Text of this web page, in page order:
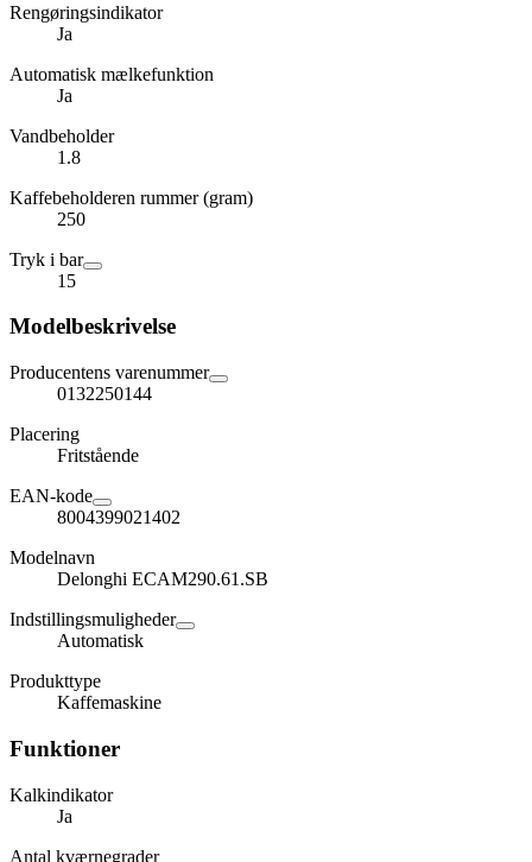
Rengøringsindikator
Ja
Automatisk mælkefunktion
Ja
Vandbeholder
1.8
Kaffebeholderen rummer (gram)
250
Tryk i bar
15
Modelbeskrivelse
Producentens varenummer
0132250144
Placering
Fritstående
EAN-kode
8004399021402
Modelnavn
Delonghi ECAM290.61.SB
Indstillingsmuligheder
Automatisk
Produkttype
Kaffemaskine
Funktioner
Kalkindikator
Ja
Antal kværnegrader